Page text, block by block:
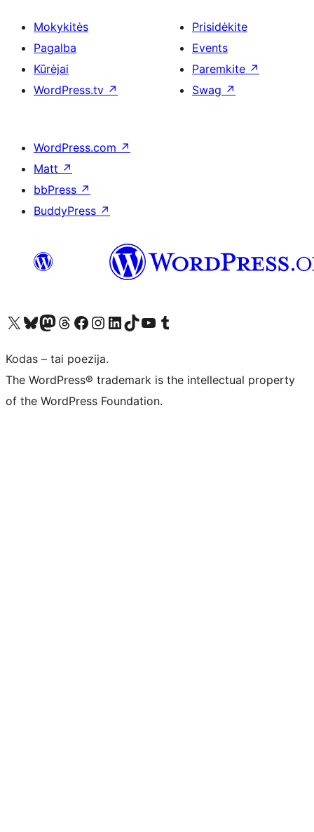
Mokykitės
Pagalba
Kūrėjai
WordPress.tv ↗
Prisidėkite
Events
Paremkite ↗
Swag ↗
WordPress.com ↗
Matt ↗
bbPress ↗
BuddyPress ↗
Visit our X (formerly Twitter) account
Apsilankykite mūsų Bluesky paskyroje
Visit our Mastodon account
Apsilankykite mūsų Threads paskyroje
Visit our Facebook page
Visit our Instagram account
Visit our LinkedIn account
Apsilankykite mūsų TikTok paskyroje
Visit our YouTube channel
Apsilankykite mūsų Tumblr paskyroje
Kodas – tai poezija.
The WordPress® trademark is the intellectual property
of the WordPress Foundation.